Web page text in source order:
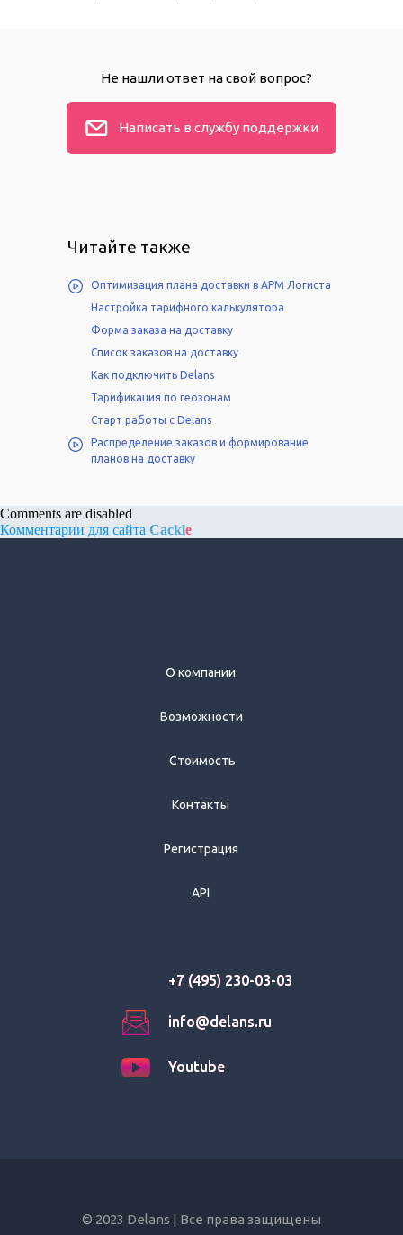
Написать в службу поддержки
Не нашли ответ на свой вопрос?
Читайте также
Оптимизация плана доставки в АРМ Логиста
Настройка тарифного калькулятора
Распределение заказов и формирование
планов на доставку
Форма заказа на доставку
Список заказов на доставку
Как подключить Delans
Тарификация по геозонам
Старт работы с Delans
Comments are disabled
Комментарии для сайта Cackle
+7 (495) 230-03-03
info@delans.ru
Youtube
+7 (495) 230-03-03
info@delans.ru
Youtube
О компании
Возможности
Стоимость
Контакты
Регистрация
API
© 2023 Delans | Все права защищены